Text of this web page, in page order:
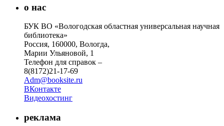
о нас
БУК ВО «Вологодская областная универсальная научная
библиотека»
Россия, 160000, Вологда,
Марии Ульяновой, 1
Телефон для справок –
8(8172)21-17-69
Adm@booksite.ru
ВКонтакте
Видеохостинг
реклама